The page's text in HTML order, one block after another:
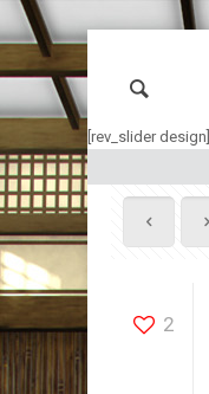
[rev_slider design]
2